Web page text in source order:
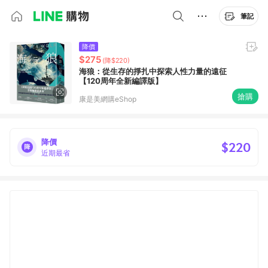
筆記
降價
$275 (降$220)
海狼：從生存的掙扎中探索人性力量的遠征
【120周年全新編譯版】
康是美網購eShop 搶購
降價
近期最省 $220